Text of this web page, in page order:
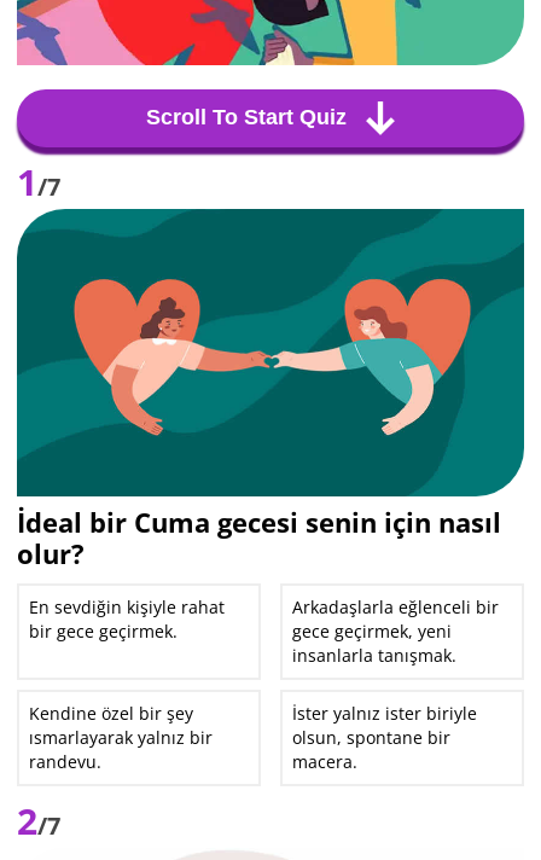
Scroll To Start Quiz
1/7
İdeal bir Cuma gecesi senin için nasıl
olur?
En sevdiğin kişiyle rahat
bir gece geçirmek.
Arkadaşlarla eğlenceli bir
gece geçirmek, yeni
insanlarla tanışmak.
Kendine özel bir şey
ısmarlayarak yalnız bir
randevu.
İster yalnız ister biriyle
olsun, spontane bir
macera.
2/7